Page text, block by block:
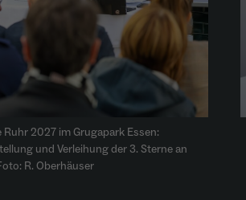
2027 im Grugapark Essen:
und Verleihung der 3. Sterne an
R. Oberhäuser